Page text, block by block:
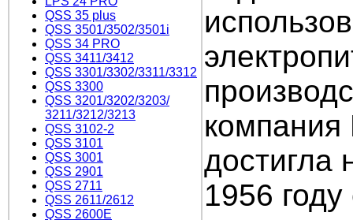
QSS 35 plus
QSS 3501/3502/3501i
QSS 34 PRO
QSS 3411/3412
QSS 3301/3302/3311/3312
QSS 3300
QSS 3201/3202/3203/
3211/3212/3213
QSS 3102-2
QSS 3101
QSS 3001
QSS 2901
QSS 2711
QSS 2611/2612
QSS 2600E
компания
достигла
1956